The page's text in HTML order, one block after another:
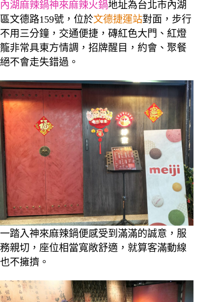
內湖麻辣鍋神來麻辣火鍋地址為台北市內湖
區文德路159號，位於文德捷運站對面，步行
不用三分鐘，交通便捷，磚紅色大門、紅燈
籠非常具東方情調，招牌醒目，約會、聚餐
絕不會走失錯過。
一踏入神來麻辣鍋便感受到滿滿的誠意，服
務親切，座位相當寬敞舒適，就算客滿動線
也不擁擠。